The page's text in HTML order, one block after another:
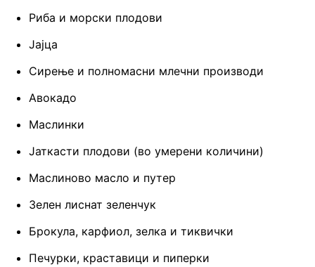
Риба и морски плодови
Јајца
Сирење и полномасни млечни производи
Авокадо
Маслинки
Јаткасти плодови (во умерени количини)
Маслиново масло и путер
Зелен лиснат зеленчук
Брокула, карфиол, зелка и тиквички
Печурки, краставици и пиперки